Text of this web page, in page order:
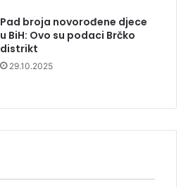
Pad broja novorođene djece
u BiH: Ovo su podaci Brčko
distrikt
29.10.2025